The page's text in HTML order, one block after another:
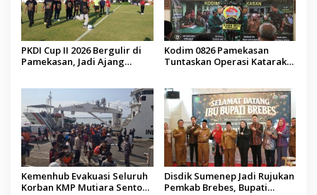
PKDI Cup II 2026 Bergulir di
Pamekasan, Jadi Ajang
Kodim 0826 Pamekasan
Tuntaskan Operasi Katarak
Kemenhub Evakuasi Seluruh
Korban KMP Mutiara Sentosa
Disdik Sumenep Jadi Rujukan
Pemkab Brebes, Bupati